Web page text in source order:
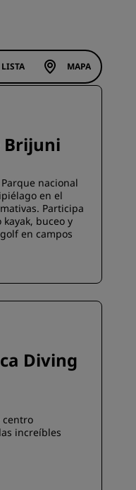
LISTA MAPA
Brijuni
nacional
en el
Participa
buceo y
en campos
Diving
centro
increíbles